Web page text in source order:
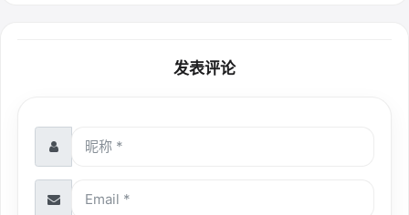
发表评论